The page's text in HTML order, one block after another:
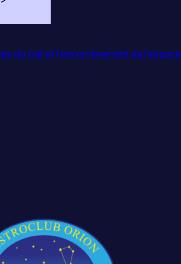
du ciel et l’encombrement de l’espace